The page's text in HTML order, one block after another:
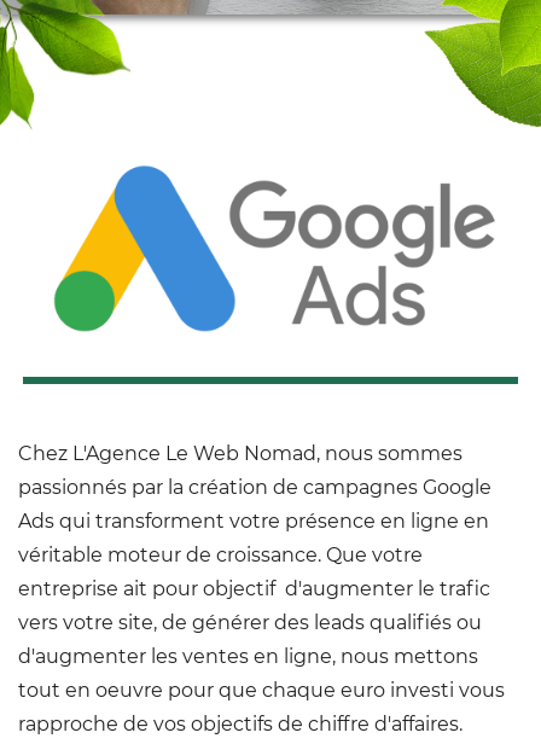
Chez L'Agence Le Web Nomad, nous sommes
passionnés par la création de campagnes Google
Ads qui transforment votre présence en ligne en
véritable moteur de croissance. Que votre
entreprise ait pour objectif d'augmenter le trafic
vers votre site, de générer des leads qualifiés ou
d'augmenter les ventes en ligne, nous mettons
tout en oeuvre pour que chaque euro investi vous
rapproche de vos objectifs de chiffre d'affaires.